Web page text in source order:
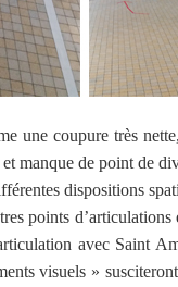
une coupure très
manque de point de
dispositions
points
avec Saint
visuels »